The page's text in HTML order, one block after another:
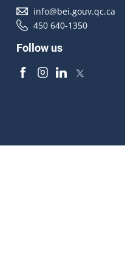
info@bei.gouv.qc.ca
450 640-1350
Follow us